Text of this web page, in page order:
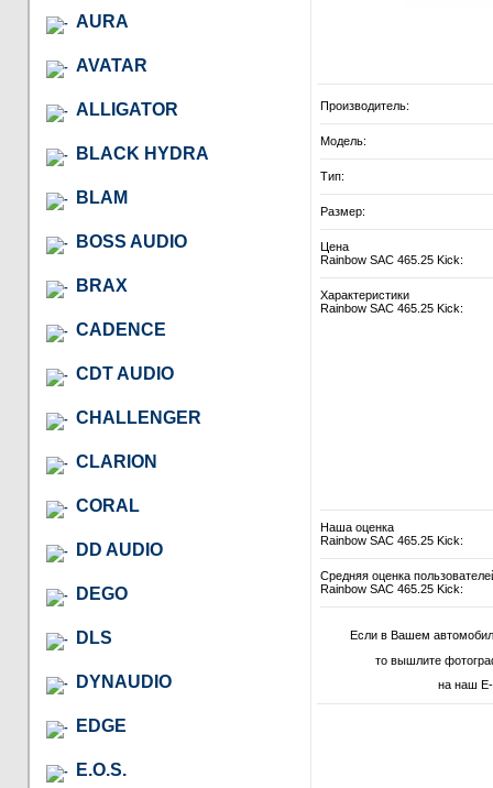
AURA
AVATAR
ALLIGATOR
BLACK HYDRA
BLAM
BOSS AUDIO
BRAX
CADENCE
CDT AUDIO
CHALLENGER
CLARION
CORAL
DD AUDIO
DEGO
DLS
DYNAUDIO
EDGE
E.O.S.
Производитель:
Модель:
Тип:
Размер:
Цена
Rainbow SAC 465.25 Kick:
Характеристики
Rainbow SAC 465.25 Kick:
Наша оценка
Rainbow SAC 465.25 Kick:
Средняя оценка
Rainbow SAC 465.25 Kick:
Если в Вашем
то вышлите
на наш